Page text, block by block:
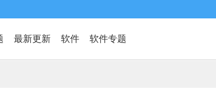
最新更新 软件 软件专题